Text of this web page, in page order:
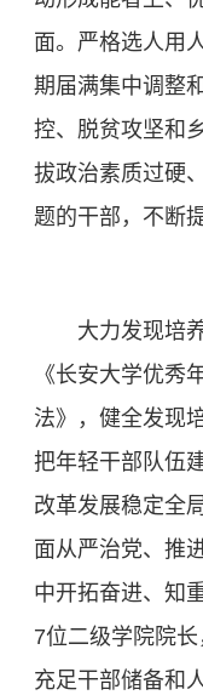
面。严格选人用
期届满集中调整
控、脱贫攻坚和
拔政治素质过硬
题的干部，不断
大力发现培
《长安大学优秀
法》，健全发现
把年轻干部队伍
改革发展稳定全
面从严治党、推
中开拓奋进、知
7位二级学院院
充足干部储备和